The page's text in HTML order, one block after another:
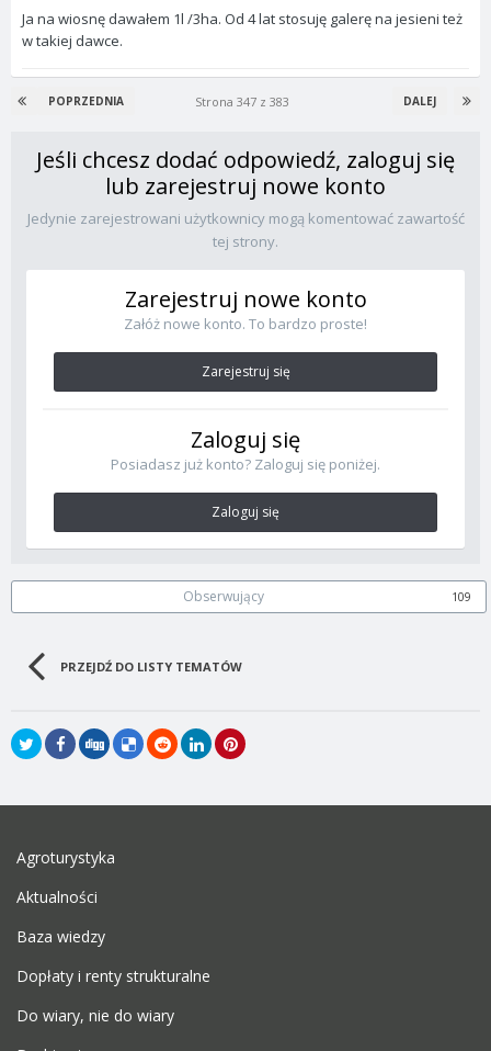
Ja na wiosnę dawałem 1l /3ha. Od 4 lat stosuję galerę na jesieni też
w takiej dawce.
POPRZEDNIA DALEJ
Strona 347 z 383
Jeśli chcesz dodać odpowiedź, zaloguj się
lub zarejestruj nowe konto
Jedynie zarejestrowani użytkownicy mogą komentować zawartość
tej strony.
Zarejestruj nowe konto
Załóż nowe konto. To bardzo proste!
Zarejestruj się
Zaloguj się
Posiadasz już konto? Zaloguj się poniżej.
Zaloguj się
Obserwujący 109
PRZEJDŹ DO LISTY TEMATÓW
Agroturystyka
Aktualności
Baza wiedzy
Dopłaty i renty strukturalne
Do wiary, nie do wiary